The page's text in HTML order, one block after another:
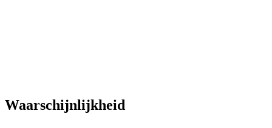
Waarschijnlijkheid